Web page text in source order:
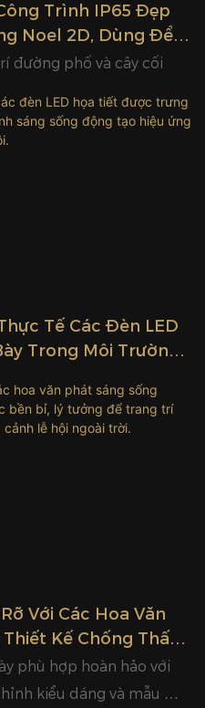
Trình IP65 Đẹp
Noel 2D, Dùng Để
đường phố và cây cối
Tế Các Đèn LED
Trong Môi Trường
Động Tạo Hiệu Ứng
Các Lễ Hội.
Với Các Hoa Văn
Kế Chống Thấm
Trang Trí Ngày Lễ,
Cảnh Lễ Hội Ngoài
phù hợp hoàn hảo với
kiểu dáng và mẫu mã